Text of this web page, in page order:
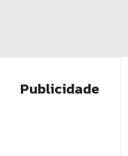
Publicidade